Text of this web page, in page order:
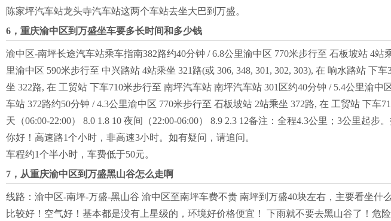
陈家坪汽车站龙头寺汽车站这两个车站去坐大巴到万盛。
6，重庆渝中区到万盛坐车要多长时间和多少钱
渝中区-南坪长途汽车站乘车指南382路约40分钟 / 6.8公里渝中区 770米步行至 石板坡站 4
里渝中区 590米步行至 中兴路站 4站乘坐 321路(或 306, 348, 301, 302, 303), 在 响水路站
坐 322路, 在 工贸站 下车710米步行至 南坪汽车站 南坪汽车站 301区约40分钟 / 5.4公里渝
车站 372路约50分钟 / 4.3公里渝中区 770米步行至 石板坡站 2站乘坐 372路, 在 工贸站 下
天（06:00-22:00） 8.0 1.8 10 夜间（22:00-06:00） 8.9 2.3 12备注：全程4.3公里；3公里起
你好！高速路1个小时，非高速3小时。如有疑问，请追问。
车程约1个半小时，车费低于50元。
7，从重庆渝中区到万盛黑山谷怎么走啊
线路：渝中区-南坪-万盛-黑山谷 渝中区至南坪车费不贵 南坪到万盛40块左右，主要看坐
比较好！空气好！基本都是没有上星级的，环境好价格便宜！ 下雨就不要去黑山谷了！危